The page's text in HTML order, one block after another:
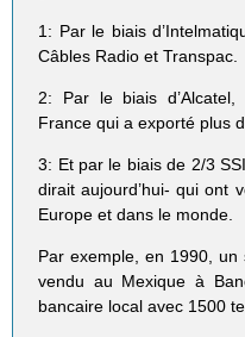
1: Par le biais
Câbles Radio et Transpac.
2: Par le biais
France qui a exporté plus
3: Et par le biais de 2/3
dirait aujourd’hui- qui ont
Europe et dans le monde.
Par exemple, en 1990,
vendu au Mexique à
bancaire local avec 1500